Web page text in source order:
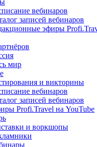
вебинаров
записей вебинаров
эфиры
мир
и викторины
вебинаров
записей вебинаров
Profi.Travel на YouTube
и воркшопы